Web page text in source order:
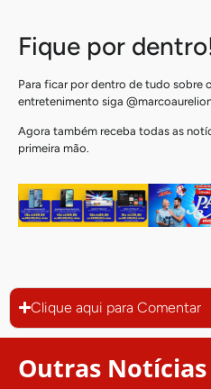
Fique por
Para ficar por dentro de tudo sobre
entretenimento siga
Agora também receba todas as
primeira mão.
Clique aqui para Comentar
Outras Notícias